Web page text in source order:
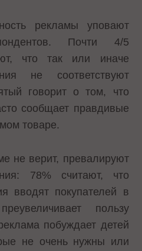
рекламы уповают
Почти 4/5
что так или иначе
не соответствуют
говорит о том, что
сообщает правдивые
товаре.
не верит, превалируют
78% считают, что
вводят покупателей в
пользу
побуждает детей
не очень нужны или